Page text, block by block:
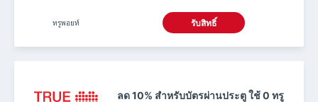
ทรูพอยท์ รับสิทธิ์
ลด 10% สำหรับบัตรผ่านประตู ใช้ 0 ทรู